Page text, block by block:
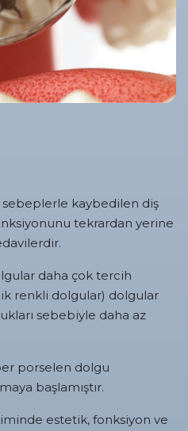
sebeplerle kaybedilen diş
tekrardan yerine
daha çok tercih
renkli dolgular) dolgular
sebebiyle daha az
porselen dolgu
başlamıştır.
estetik, fonksiyon ve